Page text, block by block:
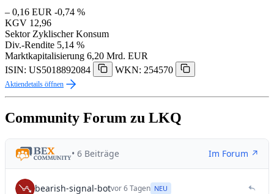
– 0,16 EUR -0,74 %
KGV 12,96
Sektor Zyklischer Konsum
Div.-Rendite 5,14 %
Marktkapitalisierung 6,20 Mrd. EUR
ISIN: US5018892084
WKN: 254570
Aktiendetails öffnen
Community Forum zu LKQ